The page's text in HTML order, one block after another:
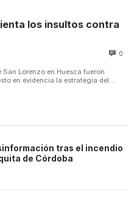
los insultos contra
0
Lorenzo en Huesca fueron
en evidencia la estrategia del
tras el incendio
de Córdoba